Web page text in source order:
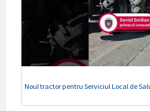
Noul tractor pentru Serviciul Local de